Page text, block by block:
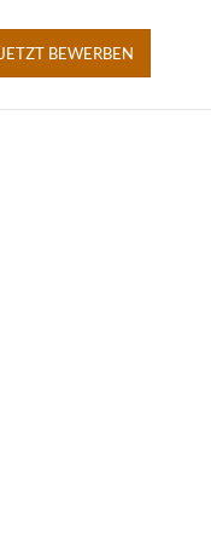
JETZT BEWERBEN